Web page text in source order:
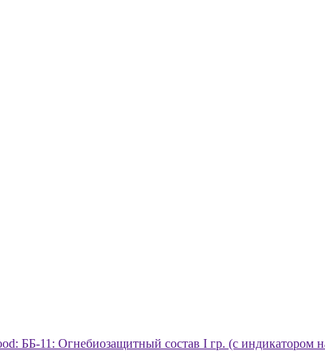
ББ-11: Огнебиозащитный состав I гр. (с индикатором